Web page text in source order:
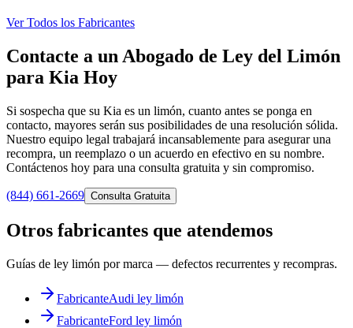
Ver Todos los Fabricantes
Contacte a un Abogado de Ley del Limón
para Kia Hoy
Si sospecha que su Kia es un limón, cuanto antes se ponga en
contacto, mayores serán sus posibilidades de una resolución sólida.
Nuestro equipo legal trabajará incansablemente para asegurar una
recompra, un reemplazo o un acuerdo en efectivo en su nombre.
Contáctenos hoy para una consulta gratuita y sin compromiso.
(844) 661-2669 Consulta Gratuita
Otros fabricantes que atendemos
Guías de ley limón por marca — defectos recurrentes y recompras.
FabricanteAudi ley limón
FabricanteFord ley limón